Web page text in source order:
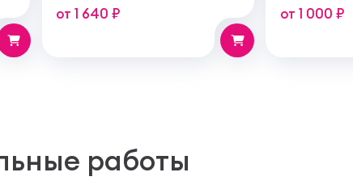
покрытия 250мм
от 1 640 ₽
покрытия
от 1 000 ₽
работы